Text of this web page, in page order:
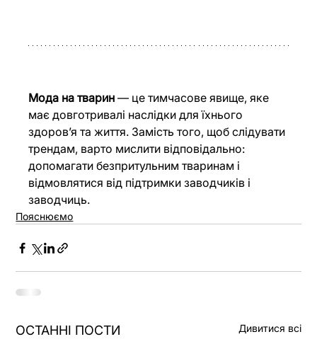
Мода на тварин — це тимчасове явище, яке
має довготривалі наслідки для їхнього
здоров’я та життя. Замість того, щоб слідувати
трендам, варто мислити відповідально:
допомагати безпритульним тваринам і
відмовлятися від підтримки заводчиків і
заводчиць.
Пояснюємо
ОСТАННІ ПОСТИ Дивитися всі